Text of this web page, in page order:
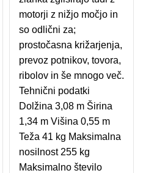
motorji z nižjo močjo in
so odlični za;
prostočasna križarjenja,
prevoz potnikov, tovora,
ribolov in še mnogo več.
Tehnični podatki
Dolžina 3,08 m Širina
1,34 m Višina 0,55 m
Teža 41 kg Maksimalna
nosilnost 255 kg
Maksimalno število